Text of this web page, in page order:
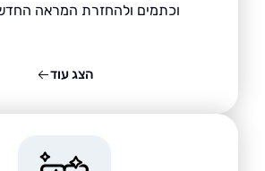
וכתמים ולהחזרת המראה החדש לשטיח.